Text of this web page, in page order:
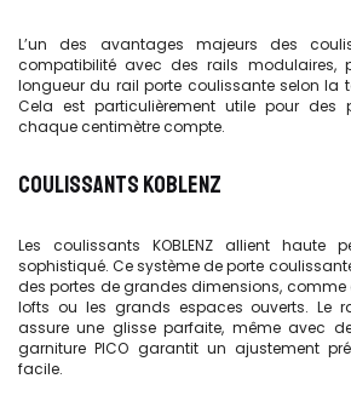
L’un des avantages majeurs des
compatibilité avec des rails modulaires,
longueur du rail porte coulissante selon la
Cela est particulièrement utile pour des
chaque centimètre compte.
COULISSANTS KOBLENZ
Les coulissants KOBLENZ allient haute
sophistiqué. Ce système de porte
des portes de grandes dimensions, comme
lofts ou les grands espaces ouverts. Le
assure une glisse parfaite, même avec
garniture PICO garantit un ajustement
facile.